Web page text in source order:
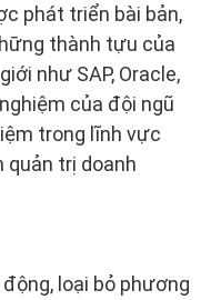
phát triển bài bản,
thành tựu của
như SAP, Oracle,
của đội ngũ
trong lĩnh vực
quản trị doanh
loại bỏ phương